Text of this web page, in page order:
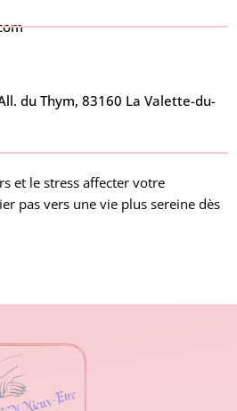
du Thym, 83160 La Valette-du-
et le stress affecter votre
pas vers une vie plus sereine dès